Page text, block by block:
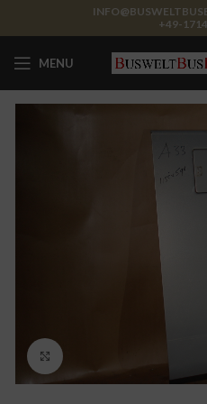
+49-
MENU